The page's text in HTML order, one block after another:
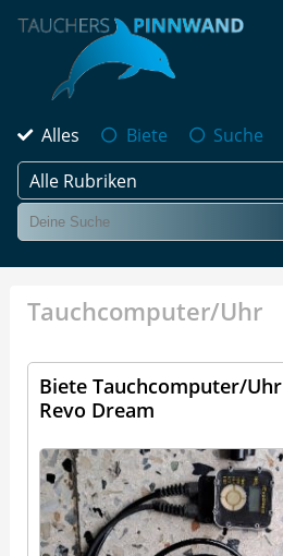
Alles Biete
Suche
Alle Rubriken
Tauchcomputer/Uhr
Biete Tauchcomputer/Uhr
Revo Dream